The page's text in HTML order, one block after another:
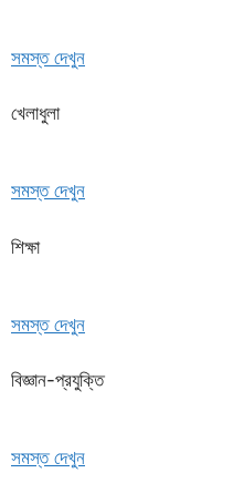
সমস্ত দেখুন
খেলাধুলা
সমস্ত দেখুন
শিক্ষা
সমস্ত দেখুন
বিজ্ঞান-প্রযুক্তি
সমস্ত দেখুন